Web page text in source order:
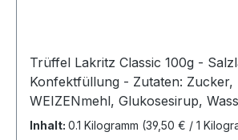
Trüffel Lakritz Classic 100g -
Konfektfüllung - Zutaten: Zucker,
WEIZENmehl, Glukosesirup,
Süßholzwurzelextrakt,
Inhalt: 0.1 Kilogramm (39,50 € / 1